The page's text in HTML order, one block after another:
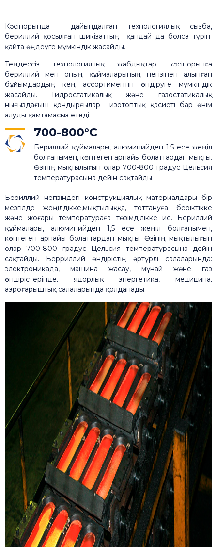
Кәсіпорында дайындалған технологиялық сызба,
бериллий қосылған шикізаттың қандай да болса түрін
қайта өңдеуге мүмкіндік жасайды.
Теңдессіз технологиялық жабдықтар кәсіпорынға
бериллий мен оның құймаларының негізінен алынған
бұйымдардың кең ассортиментін өндіруге мүмкіндік
жасайды. Гидростатикалық және газостатикалық
нығыздағыш қондырғылар изотоптық қасиеті бар өнім
алуды қамтамасыз етеді.
700-800°C
Бериллий құймалары, алюминийден 1,5 есе жеңіл
болғанымен, көптеген арнайы болаттардан мықты.
Өзінің мықтылығын олар 700-800 градус Цельсия
температурасына дейін сақтайды.
Бериллий негізіндегі конструкциялық материалдары бір
мезгілде жеңілдікке,мықтылыққа, тоттануға беріктікке
және жоғары температураға төзімділікке ие. Бериллий
құймалары, алюминийден 1,5 есе жеңіл болғанымен,
көптеген арнайы болаттардан мықты. Өзінің мықтылығын
олар 700-800 градус Цельсия температурасына дейін
сақтайды. Берриллий өндірістің әртүрлі салаларында:
электроникада, машина жасау, мұнай және газ
өндірістерінде, ядорлық энергетика, медицина,
аэроғарыштық салаларында қолданады.